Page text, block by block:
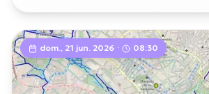
dom., 21 jun. 2026 · 08:30